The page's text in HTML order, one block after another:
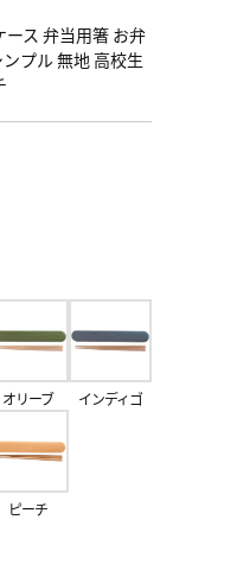
ス 弁当用箸 お弁
プル 無地 高校生
オリーブ インディゴ
ピーチ